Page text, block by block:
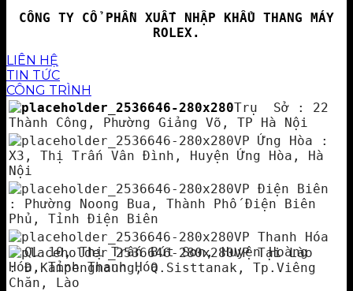
CÔNG TY CỔ PHẦN XUẤT NHẬP KHẨU THANG MÁY
ROLEX.
LIÊN HỆ
TIN TỨC
CÔNG TRÌNH
Trụ Sở : 22
Thành Công, Phường Giảng Võ, TP Hà Nội
VP Ứng Hòa :
X3, Thị Trấn Vân Đình, Huyện Ứng Hòa, Hà
Nội
VP Điện Biên
: Phường Noong Bua, Thành Phố Điện Biên
Phủ, Tỉnh Điện Biên
VP Thanh Hóa
: QL 10, Thị Trấn Bút Sơn, Huyện Hoàng
Hóa, Tỉnh Thanh Hóa
VP Tại Lào
: Đ.Kampengmaung, Q.Sisttanak, Tp.Viêng
Chăn, Lào